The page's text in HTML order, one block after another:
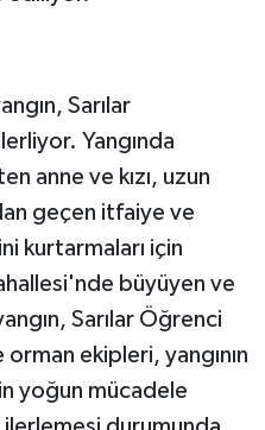
Sarılar
Yangında
anne ve kızı, uzun
geçen itfaiye ve
kurtarmaları için
büyüyen ve
Sarılar Öğrenci
ekipleri, yangının
yoğun mücadele